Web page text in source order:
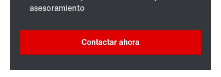
asesoramiento
Contactar ahora